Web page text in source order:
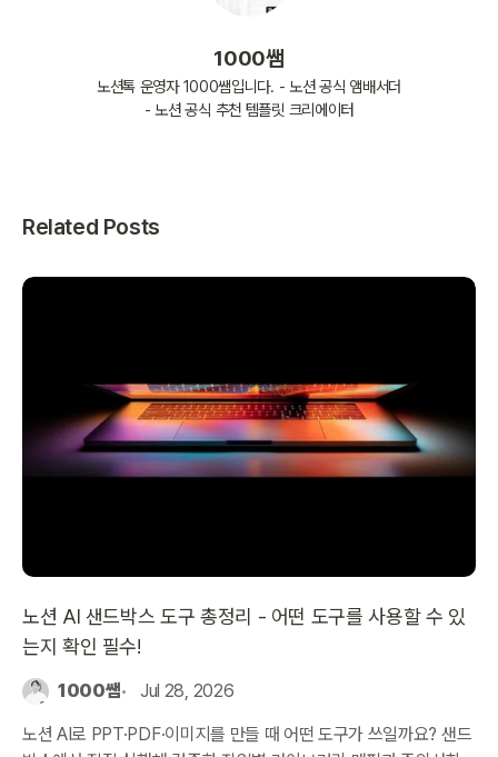
1000쌤
노션톡 운영자 1000쌤입니다. - 노션 공식 앰배서더
- 노션 공식 추천 템플릿 크리에이터
Related Posts
노션 AI 샌드박스 도구 총정리 - 어떤 도구를 사용할 수 있
는지 확인 필수!
1000쌤 Jul 28, 2026
노션 AI로 PPT·PDF·이미지를 만들 때 어떤 도구가 쓰일까요? 샌드